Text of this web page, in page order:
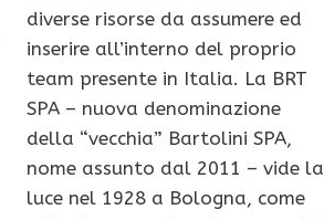
diverse risorse da assumere ed
inserire all’interno del proprio
team presente in Italia. La BRT
SPA – nuova denominazione
della “vecchia” Bartolini SPA,
nome assunto dal 2011 – vide la
luce nel 1928 a Bologna, come